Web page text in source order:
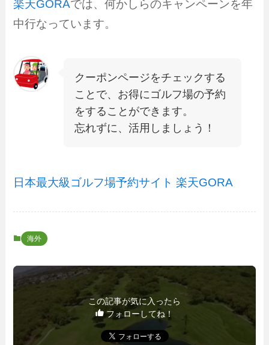
楽天GORAでは、何かしらのキャンペーンを年
中行なっています。
クーポンページをチェックする
ことで、お得にゴルフ場の予約
をすることができます。
忘れずに、活用しましょう！
日本最大級ゴルフ場予約サイト 楽天GORA
海外
この記事が気に入ったら
フォローしてね！